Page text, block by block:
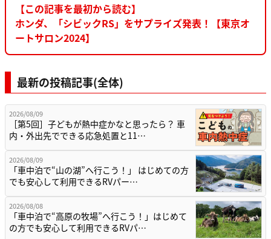
【この記事を最初から読む】
ホンダ、「シビックRS」をサプライズ発表！【東京オ
ートサロン2024】
最新の投稿記事(全体)
2026/08/09
［第5回］子どもが熱中症かなと思ったら？ 車
内・外出先でできる応急処置と11…
2026/08/09
「車中泊で“山の湖”へ行こう！」 はじめての方
でも安心して利用できるRVパー…
2026/08/08
「車中泊で“高原の牧場”へ行こう！」はじめて
の方でも安心して利用できるRVパ…